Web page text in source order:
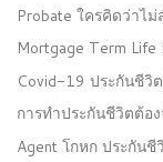
Probate ใครคิดว่าไ
Mortgage Term Life
Covid-19 ประกันชีวิ
การทำประกันชีวิตต้อ
Agent โกหก ประกัน